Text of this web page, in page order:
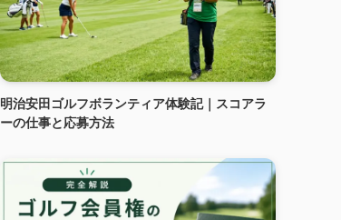
明治安田ゴルフボランティア体験記｜スコアラ
ーの仕事と応募方法